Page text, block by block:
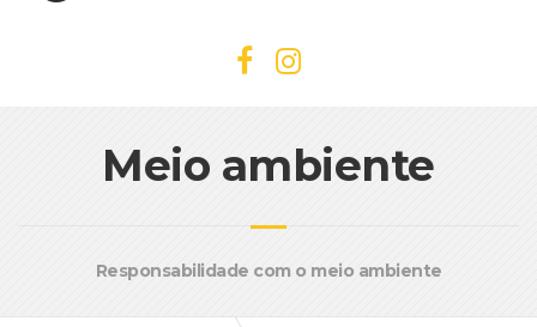
Meio ambiente
Responsabilidade com o meio ambiente